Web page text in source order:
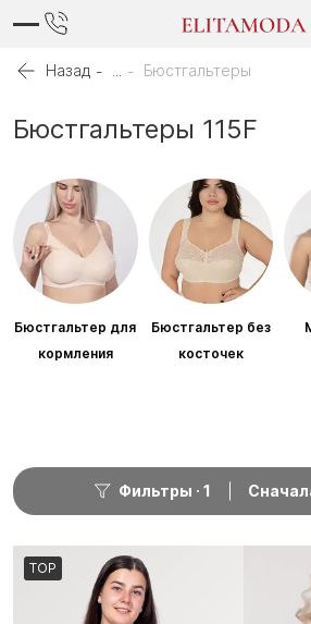
Назад Бюстгальтеры
Бюстгальтеры 115F
Бюстгальтер для
кормления
Бюстгальтер без
косточек
Фильтры 1
TOP